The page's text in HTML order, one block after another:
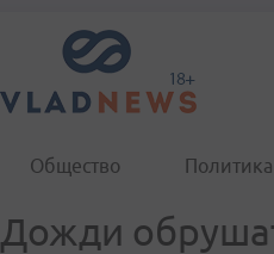
Общество Политика
Дожди